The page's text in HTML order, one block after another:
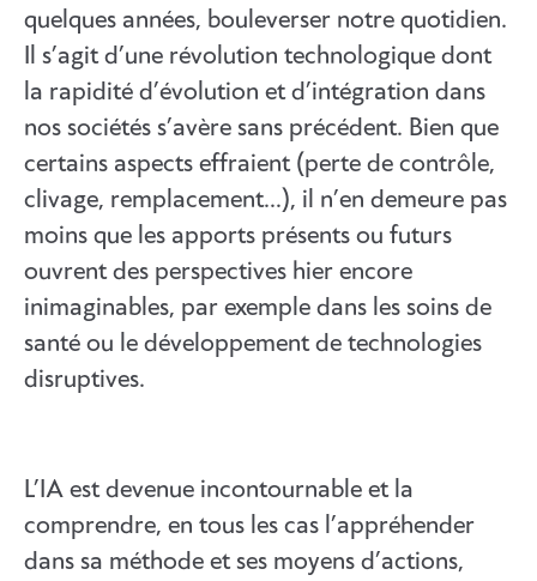
quelques années, bouleverser notre quotidien.
Il s’agit d’une révolution technologique dont
la rapidité d’évolution et d’intégration dans
nos sociétés s’avère sans précédent. Bien que
certains aspects effraient (perte de contrôle,
clivage, remplacement…), il n’en demeure pas
moins que les apports présents ou futurs
ouvrent des perspectives hier encore
inimaginables, par exemple dans les soins de
santé ou le développement de technologies
disruptives.
L’IA est devenue incontournable et la
comprendre, en tous les cas l’appréhender
dans sa méthode et ses moyens d’actions,